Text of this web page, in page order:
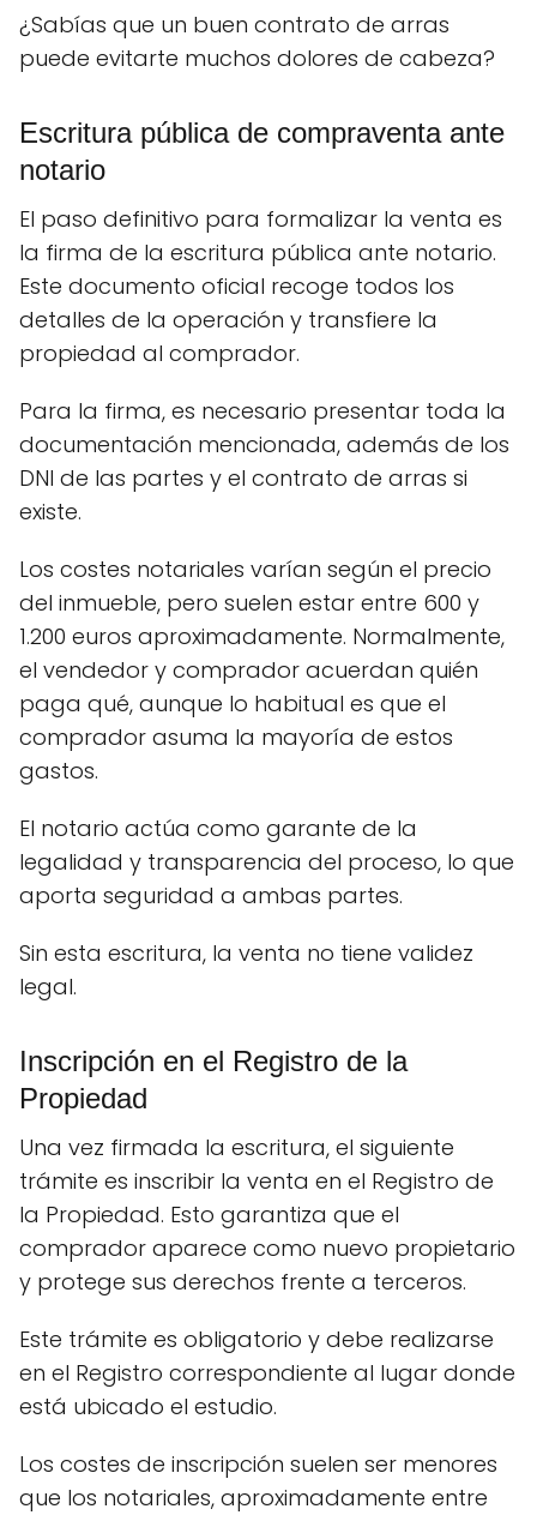
¿Sabías que un buen contrato de arras
puede evitarte muchos dolores de cabeza?
Escritura pública de compraventa ante
notario
El paso definitivo para formalizar la venta es
la firma de la escritura pública ante notario.
Este documento oficial recoge todos los
detalles de la operación y transfiere la
propiedad al comprador.
Para la firma, es necesario presentar toda la
documentación mencionada, además de los
DNI de las partes y el contrato de arras si
existe.
Los costes notariales varían según el precio
del inmueble, pero suelen estar entre 600 y
1.200 euros aproximadamente. Normalmente,
el vendedor y comprador acuerdan quién
paga qué, aunque lo habitual es que el
comprador asuma la mayoría de estos
gastos.
El notario actúa como garante de la
legalidad y transparencia del proceso, lo que
aporta seguridad a ambas partes.
Sin esta escritura, la venta no tiene validez
legal.
Inscripción en el Registro de la
Propiedad
Una vez firmada la escritura, el siguiente
trámite es inscribir la venta en el Registro de
la Propiedad. Esto garantiza que el
comprador aparece como nuevo propietario
y protege sus derechos frente a terceros.
Este trámite es obligatorio y debe realizarse
en el Registro correspondiente al lugar donde
está ubicado el estudio.
Los costes de inscripción suelen ser menores
que los notariales, aproximadamente entre